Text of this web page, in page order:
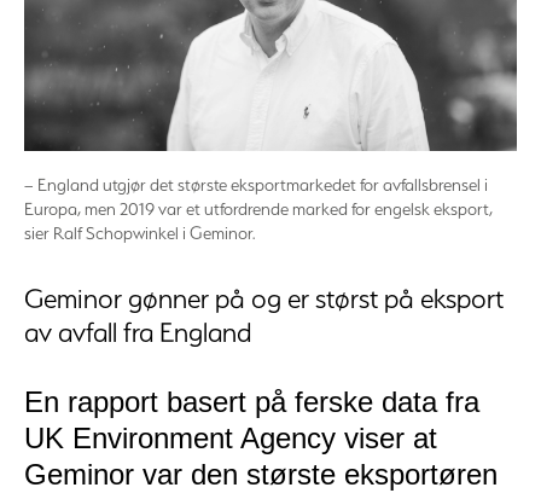
– England utgjør det største eksportmarkedet for avfallsbrensel i
Europa, men 2019 var et utfordrende marked for engelsk eksport,
sier Ralf Schopwinkel i Geminor.
Geminor gønner på og er størst på eksport
av avfall fra England
En rapport basert på ferske data fra
UK Environment Agency viser at
Geminor var den største eksportøren